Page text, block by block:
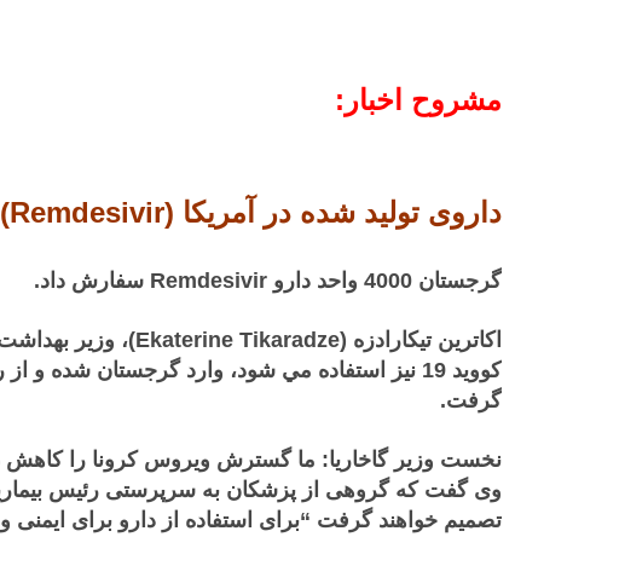
مشروح اخبار:
داروی تولید شده در آمریکا (Remdesivir) برای بیماران Covid-19 در شرایط بحرانی، وارد گرجستان می شود.
گرجستان 4000 واحد دارو Remdesivir سفارش داد.
اكاترين تيكارادزه ( Ekaterine Tikaradze)
گرفت.
نخست وزیر گاخاریا: ما گسترش ویروس کرونا را کاهش
تصمیم خواهند گرفت “برای استفاده از دارو برای ایمنی